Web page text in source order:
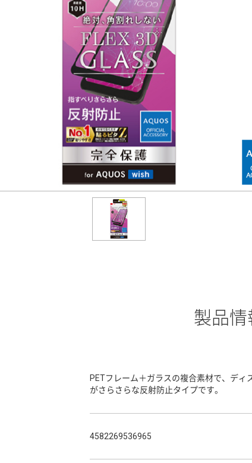
製品情
PETフレーム＋ガラスの複合素材で、デ
がさらさらな反射防止タイプです。
4582269536965